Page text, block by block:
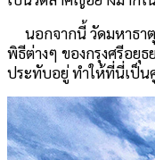
นอกจากนี้ วัดมหาธา
พิธีต่างๆ ของกรุงศรีอยุธ
ประทับอยู่ ทำให้ที่นี่เป็น